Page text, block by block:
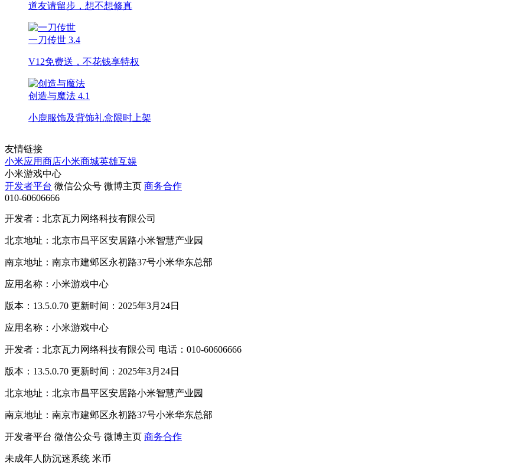
道友请留步，想不想修真
一刀传世 3.4
V12免费送，不花钱享特权
创造与魔法 4.1
小鹿服饰及背饰礼盒限时上架
友情链接
小米应用商店小米商城英雄互娱
小米游戏中心
开发者平台 微信公众号 微博主页 商务合作
010-60606666
开发者：北京瓦力网络科技有限公司
北京地址：北京市昌平区安居路小米智慧产业园
南京地址：南京市建邺区永初路37号小米华东总部
应用名称：小米游戏中心
版本：13.5.0.70 更新时间：2025年3月24日
应用名称：小米游戏中心
开发者：北京瓦力网络科技有限公司 电话：010-60606666
版本：13.5.0.70 更新时间：2025年3月24日
北京地址：北京市昌平区安居路小米智慧产业园
南京地址：南京市建邺区永初路37号小米华东总部
开发者平台 微信公众号 微博主页 商务合作
未成年人防沉迷系统 米币